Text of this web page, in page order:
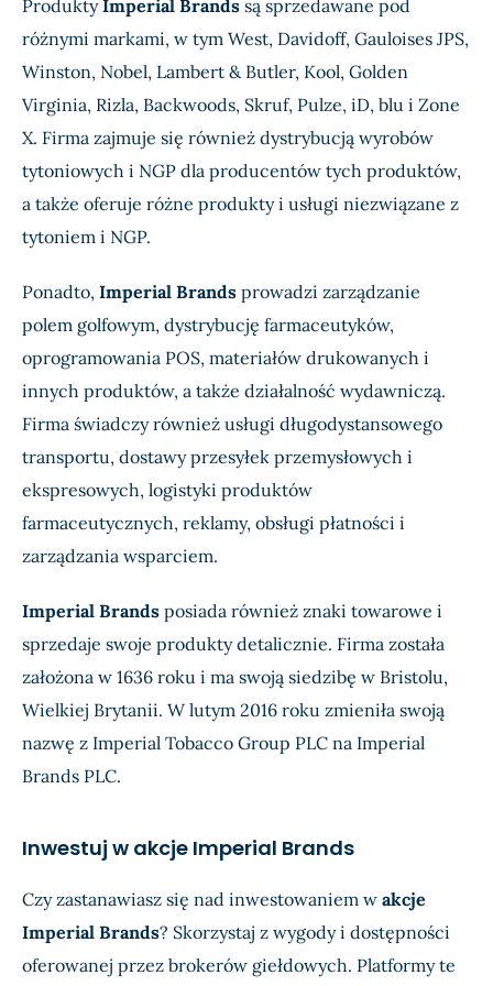
ProduktyImperial Brands są sprzedawane pod
różnymi markami, w tym West, Davidoff, Gauloises JPS,
Winston, Nobel, Lambert & Butler, Kool, Golden
Virginia, Rizla, Backwoods, Skruf, Pulze, iD, blu i Zone
X. Firma zajmuje się również dystrybucją wyrobów
tytoniowych i NGP dla producentów tych produktów,
a także oferuje różne produkty i usługi niezwiązane z
tytoniem i NGP.
Ponadto, Imperial Brands prowadzi zarządzanie
polem golfowym, dystrybucję farmaceutyków,
oprogramowania POS, materiałów drukowanych i
innych produktów, a także działalność wydawniczą.
Firma świadczy również usługi długodystansowego
transportu, dostawy przesyłek przemysłowych i
ekspresowych, logistyki produktów
farmaceutycznych, reklamy, obsługi płatności i
zarządzania wsparciem.
Imperial Brands posiada również znaki towarowe i
sprzedaje swoje produkty detalicznie. Firma została
założona w 1636 roku i ma swoją siedzibę w Bristolu,
Wielkiej Brytanii. W lutym 2016 roku zmieniła swoją
nazwę z Imperial Tobacco Group PLC na Imperial
Brands PLC.
Inwestuj w akcje Imperial Brands
Czy zastanawiasz się nad inwestowaniem w akcje
Imperial Brands? Skorzystaj z wygody i dostępności
oferowanej przez brokerów giełdowych. Platformy te